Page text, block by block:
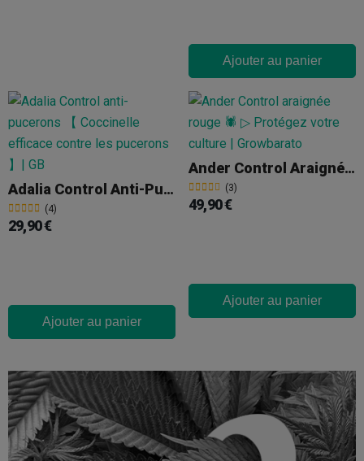
Ajouter au panier
Adalia Control Anti-Pucerons
(4)
29,90 €
Ajouter au panier
Ander Control Araignée Rouge
(3)
49,90 €
Ajouter au panier